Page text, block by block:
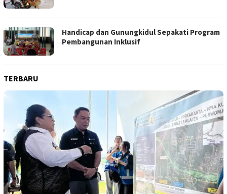
Handicap dan Gunungkidul Sepakati Program
Pembangunan Inklusif
TERBARU